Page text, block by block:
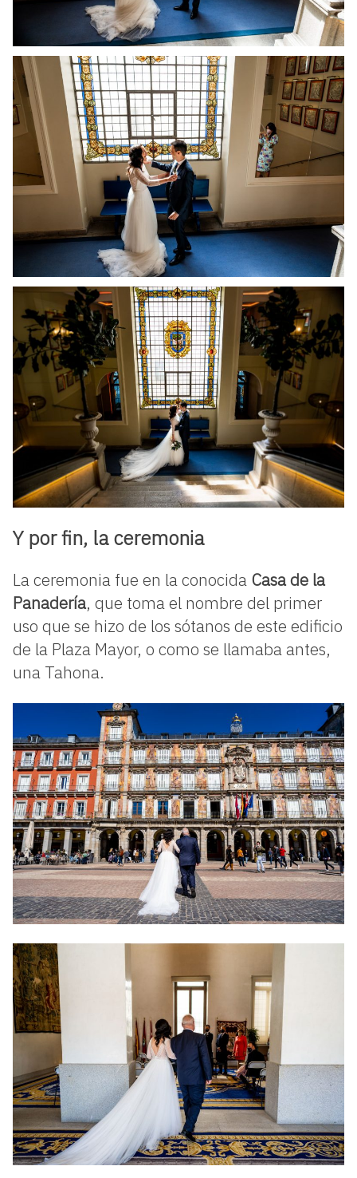
Y por fin, la ceremonia
La ceremonia fue en la conocida Casa de la
Panadería, que toma el nombre del primer
uso que se hizo de los sótanos de este edificio
de la Plaza Mayor, o como se llamaba antes,
una Tahona.